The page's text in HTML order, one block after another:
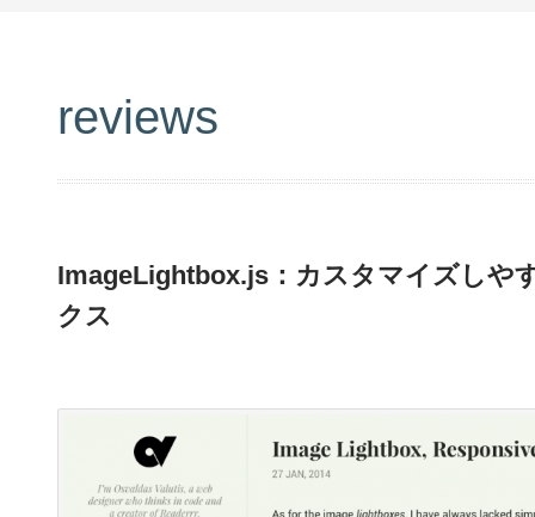
reviews
ImageLightbox.js：カスタマイズしや
クス